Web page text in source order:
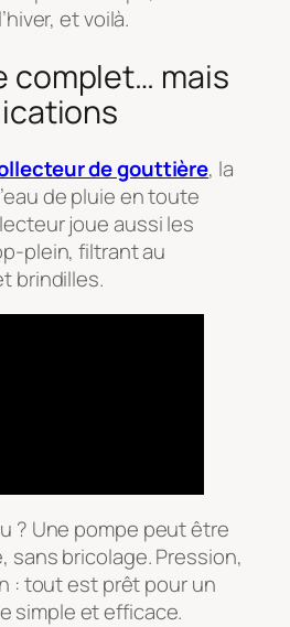
et voilà.
complet… mais
de gouttière, la
de pluie en toute
joue aussi les
plein, filtrant au
brindilles.
? Une pompe peut être
sans bricolage. Pression,
: tout est prêt pour un
simple et efficace.